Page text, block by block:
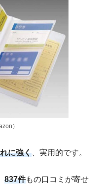
）
に強く 、実用的です。
837件もの口コミが寄せ